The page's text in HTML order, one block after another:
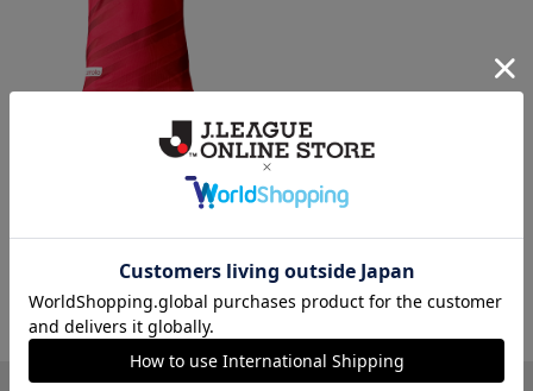
いわきFC 2026/27 1st レプリカ